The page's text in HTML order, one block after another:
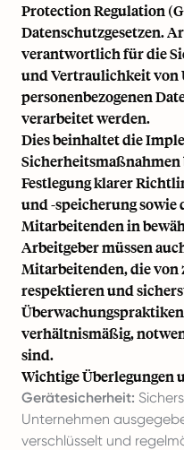
Protection Regulation
Datenschutzgesetzen.
verantwortlich für die
und Vertraulichkeit von
personenbezogenen
verarbeitet werden.
Dies beinhaltet die
Sicherheitsmaßnahmen
Festlegung klarer
und -speicherung sowie
Mitarbeitenden in
Arbeitgeber müssen
Mitarbeitenden, die von
respektieren und
verhältnismäßig,
sind.
Wichtige Überlegungen
Gerätesicherheit:
Unternehmen
verschlüsselt und